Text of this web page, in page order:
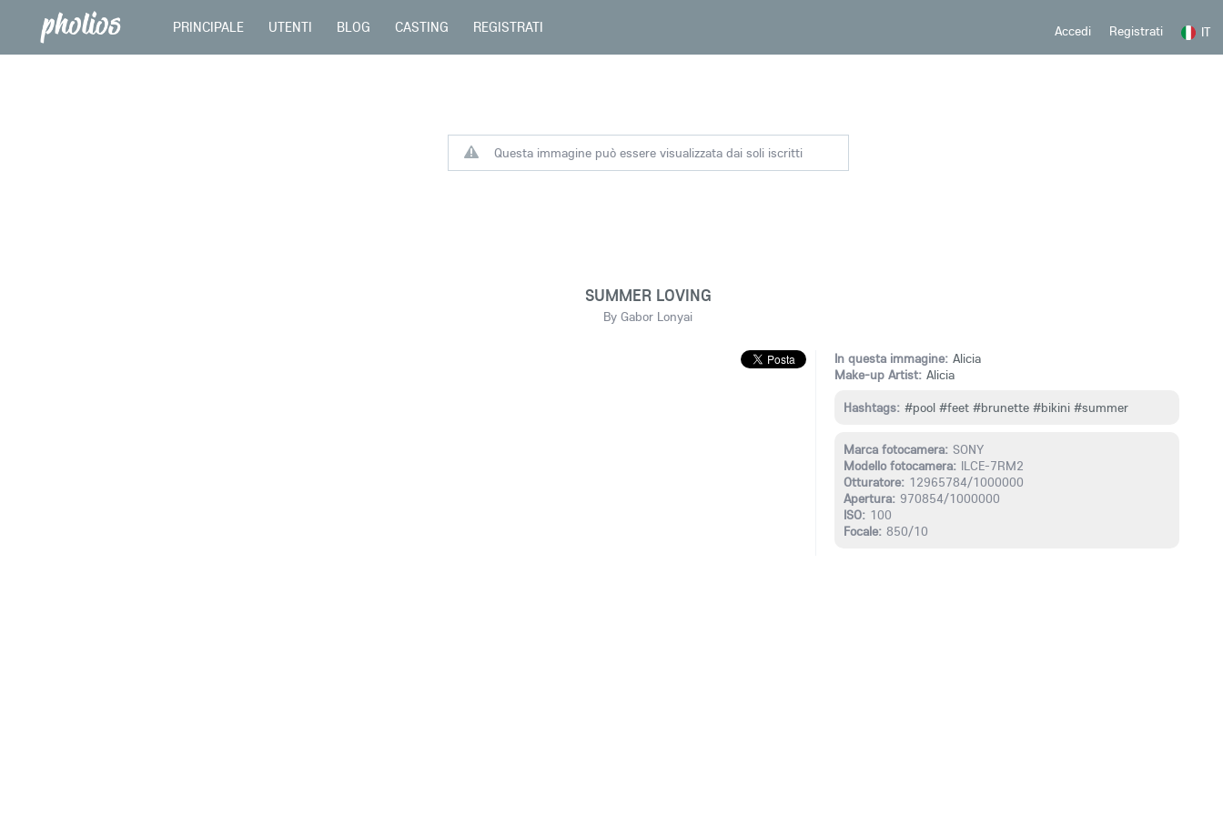
Accedi Registrati IT
PRINCIPALE UTENTI BLOG CASTING REGISTRATI
Questa immagine può essere visualizzata dai soli iscritti
SUMMER LOVING
By Gabor Lonyai
In questa immagine: Alicia
Make-up Artist: Alicia
Hashtags: #pool #feet #brunette #bikini #summer
Marca fotocamera: SONY
Modello fotocamera: ILCE-7RM2
Otturatore: 12965784/1000000
Apertura: 970854/1000000
ISO: 100
Focale: 850/10